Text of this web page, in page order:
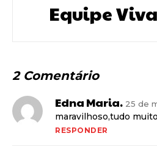
Equipe
2 Comentário
Edna Maria. 25 de
maravilhoso,tudo
RESPONDER